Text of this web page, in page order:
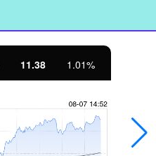
11.38 1.01%